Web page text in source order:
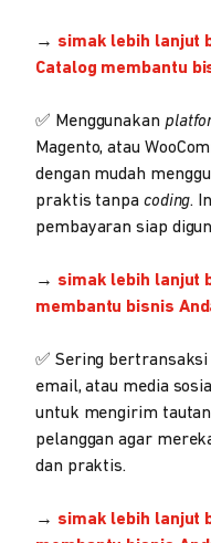
→ simak lebih lanjut
Catalog membantu
✅ Menggunakan
Magento, atau
dengan mudah
praktis tanpa coding.
pembayaran siap
→ simak lebih lanjut
membantu bisnis
✅ Sering
email, atau media
untuk mengirim
pelanggan agar
dan praktis.
→ simak lebih lanjut